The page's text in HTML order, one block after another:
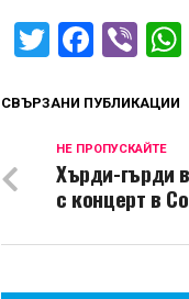
Twitter
СВЪРЗАНИ ПУБЛИКАЦИИ
НЕ ПРОПУСКАЙТЕ
Хърди-гърди
с концерт в